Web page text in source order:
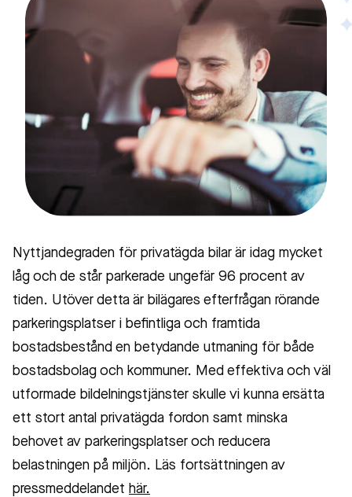
Nyttjandegraden för privatägda bilar är idag mycket
låg och de står parkerade ungefär 96 procent av
tiden. Utöver detta är bilägares efterfrågan rörande
parkeringsplatser i befintliga och framtida
bostadsbestånd en betydande utmaning för både
bostadsbolag och kommuner. Med effektiva och väl
utformade bildelningstjänster skulle vi kunna ersätta
ett stort antal privatägda fordon samt minska
behovet av parkeringsplatser och reducera
belastningen på miljön. Läs fortsättningen av
pressmeddelandet här.